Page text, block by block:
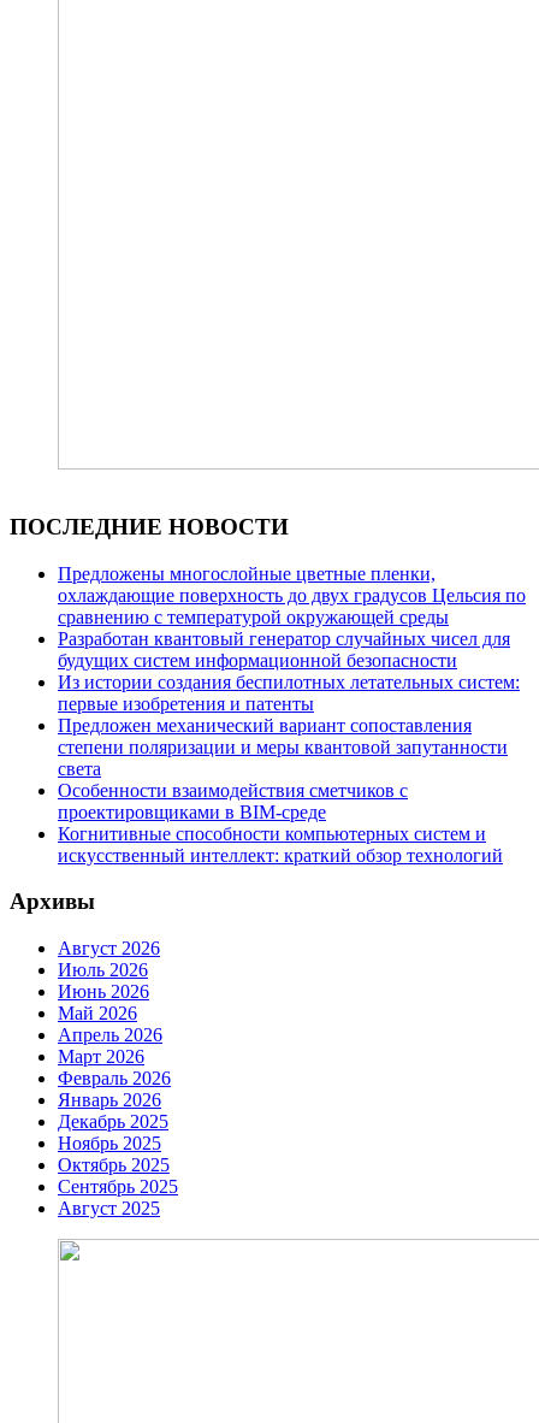
ПОСЛЕДНИЕ НОВОСТИ
Предложены многослойные цветные пленки,
охлаждающие поверхность до двух градусов Цельсия по
сравнению с температурой окружающей среды
Разработан квантовый генератор случайных чисел для
будущих систем информационной безопасности
Из истории создания беспилотных летательных систем:
первые изобретения и патенты
Предложен механический вариант сопоставления
степени поляризации и меры квантовой запутанности
света
Особенности взаимодействия сметчиков с
проектировщиками в BIM-среде
Когнитивные способности компьютерных систем и
искусственный интеллект: краткий обзор технологий
Архивы
Август 2026
Июль 2026
Июнь 2026
Май 2026
Апрель 2026
Март 2026
Февраль 2026
Январь 2026
Декабрь 2025
Ноябрь 2025
Октябрь 2025
Сентябрь 2025
Август 2025